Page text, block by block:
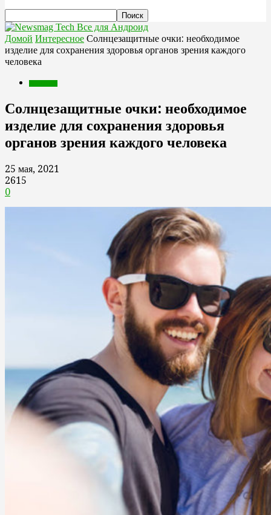
Все для Андроид
Домой Интересное Солнцезащитные очки: необходимое
изделие для сохранения здоровья органов зрения каждого
человека
Солнцезащитные очки: необходимое
изделие для сохранения здоровья
органов зрения каждого человека
25 мая, 2021
2615
0